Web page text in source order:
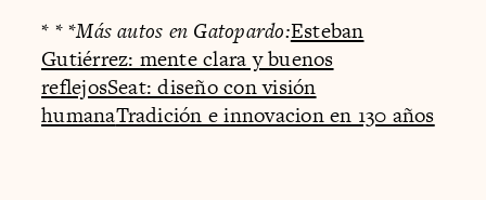
* * *Más autos en Gatopardo:Esteban
Gutiérrez: mente clara y buenos
reflejosSeat: diseño con visión
humanaTradición e innovacion en 130 años